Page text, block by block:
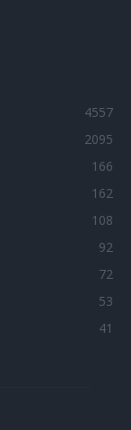
4557
2095
166
162
108
92
72
53
41